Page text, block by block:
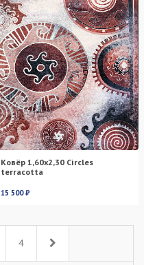
Ковёр 1,60х2,30 Circles
terracotta
15 500 ₽
4